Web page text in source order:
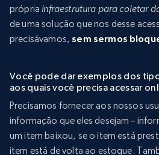
própria infraestrutura para coletar
de uma solução que nos desse
precisávamos,sem sermos
Você pode dar exemplos dos
aos quais você precisa acessar
Precisamos fornecer aos nossos
informação que eles desejam –
um item baixou, se o item está
item está de volta ao estoque.